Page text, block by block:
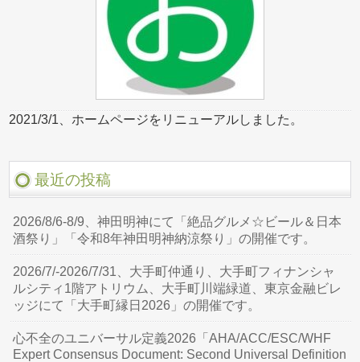
2021/3/1、ホームページをリニューアルしました。
最近の投稿
2026/8/6-8/9、神田明神にて「絶品グルメ☆ビール＆日本
酒祭り」「令和8年神田明神納涼祭り」の開催です。
2026/7/-2026/7/31、大手町仲通り、大手町フィナンシャ
ルシティ1階アトリウム、大手町川端緑道、東京金融ビレ
ッジにて「大手町縁日2026」の開催です。
心不全のユニバーサル定義2026「AHA/ACC/ESC/WHF
Expert Consensus Document: Second Universal Definition